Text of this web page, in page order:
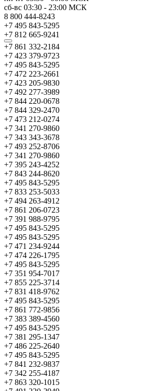
сб-вс 03:30 - 23:00 МСК
8 800 444-8243
+7 495 843-5295
+7 812 665-9241
+7 861 332-2184
+7 423 379-9723
+7 495 843-5295
+7 472 223-2661
+7 423 205-9830
+7 492 277-3989
+7 844 220-0678
+7 844 329-2470
+7 473 212-0274
+7 341 270-9860
+7 343 343-3678
+7 493 252-8706
+7 341 270-9860
+7 395 243-4252
+7 843 244-8620
+7 495 843-5295
+7 833 253-5033
+7 494 263-4912
+7 861 206-0723
+7 391 988-9795
+7 495 843-5295
+7 495 843-5295
+7 471 234-9244
+7 474 226-1795
+7 495 843-5295
+7 351 954-7017
+7 855 225-3714
+7 831 418-9762
+7 495 843-5295
+7 861 772-9856
+7 383 389-4560
+7 495 843-5295
+7 381 295-1347
+7 486 225-2640
+7 495 843-5295
+7 841 232-9837
+7 342 255-4187
+7 863 320-1015